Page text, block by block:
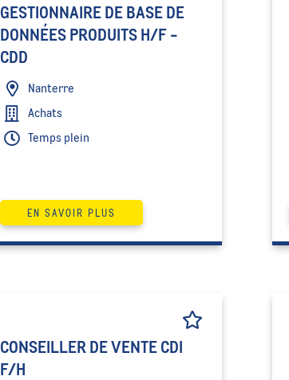
GESTIONNAIRE DE BASE DE
DONNÉES PRODUITS H/F -
CDD
Nanterre
Temps plein
Achats
EN SAVOIR PLUS
CONSEILLER DE VENTE CDI
F/H